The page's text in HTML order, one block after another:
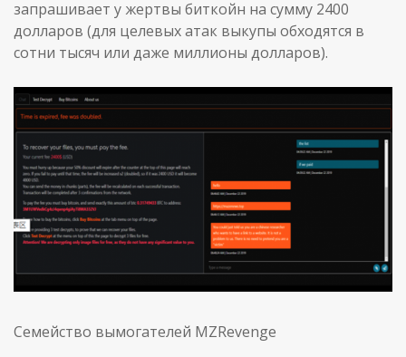
запрашивает у жертвы биткойн на сумму 2400
долларов (для целевых атак выкупы обходятся в
сотни тысяч или даже миллионы долларов).
Семейство вымогателей MZRevenge